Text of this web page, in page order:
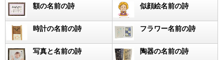
額の名前の詩 似顔絵名前の詩
時計の名前の詩 フラワー名前の詩
写真と名前の詩 陶器の名前の詩